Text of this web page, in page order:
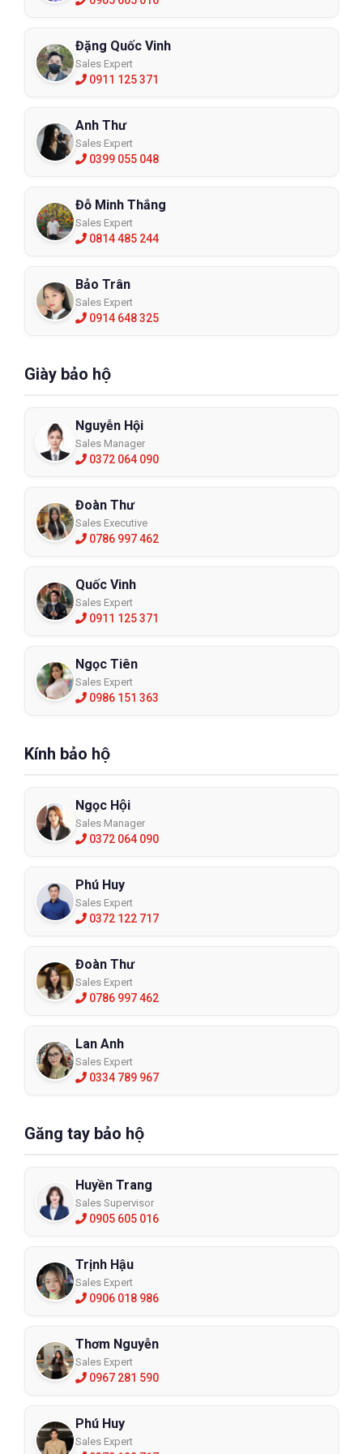
Email: Admin@eco3d.vn
Fanpage: https://www.facebook.com/BHLD.ECO3D/
Đặng Quốc Vinh
Sales Expert
0911 125 371
Anh Thư
Sales Expert
0399 055 048
Đỗ Minh Thắng
Sales Expert
0814 485 244
Bảo Trân
Sales Expert
0914 648 325
Giày bảo hộ
Nguyễn Hội
Sales Manager
0372 064 090
Đoàn Thư
Sales Executive
0786 997 462
Quốc Vinh
Sales Expert
0911 125 371
Ngọc Tiên
Sales Expert
0986 151 363
Kính bảo hộ
Ngọc Hội
Sales Manager
0372 064 090
Phú Huy
Sales Expert
0372 122 717
Đoàn Thư
Sales Expert
0786 997 462
Lan Anh
Sales Expert
0334 789 967
Găng tay bảo hộ
Huyền Trang
Sales Supervisor
0905 605 016
Trịnh Hậu
Sales Expert
0906 018 986
Thơm Nguyễn
Sales Expert
0967 281 590
Phú Huy
Sales Expert